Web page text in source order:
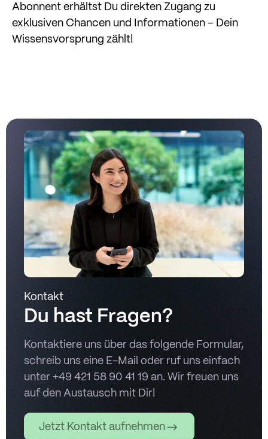
Abonnent erhältst Du direkten Zugang zu
exklusiven Chancen und Informationen – Dein
Wissensvorsprung zählt!
Kontakt
Du hast Fragen?
Kontaktiere uns über das folgende Formular,
schreib uns eine E-Mail oder ruf uns einfach
unter +49 421 58 90 41 19 an. Wir freuen uns
auf den Austausch mit Dir!
Jetzt Kontakt aufnehmen